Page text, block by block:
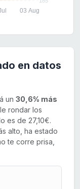
03 Aug
en datos
un 30,6% más
rondar los
es de 27,10€.
alto, ha estado
te corre prisa,